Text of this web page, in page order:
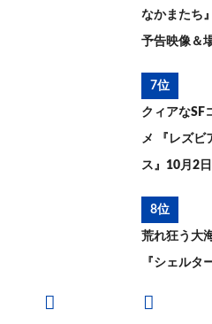
なかまたち
予告映像＆
7位
クィアなSF
メ 『レズビ
ス』10月2
8位
荒れ狂う大
『シェルタ